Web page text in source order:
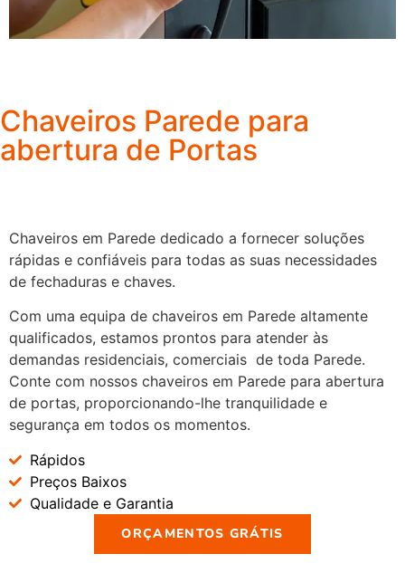
Chaveiros Parede para
abertura de Portas
Chaveiros em Parede dedicado a fornecer soluções
rápidas e confiáveis para todas as suas necessidades
de fechaduras e chaves.
Com uma equipa de chaveiros em Parede altamente
qualificados, estamos prontos para atender às
demandas residenciais, comerciais de toda Parede.
Conte com nossos chaveiros em Parede para abertura
de portas, proporcionando-lhe tranquilidade e
segurança em todos os momentos.
Rápidos
Preços Baixos
Qualidade e Garantia
ORÇAMENTOS GRÁTIS